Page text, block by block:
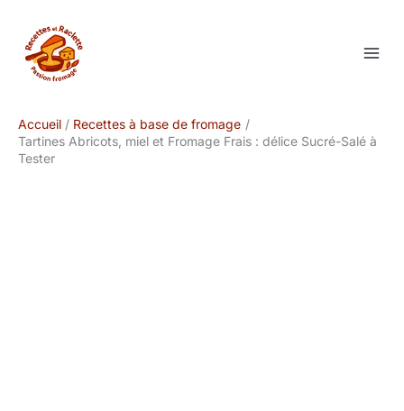
contenu
Accueil
Recettes à base de fromage
Tartines Abricots, miel et Fromage Frais : délice Sucré-Salé à
Tester